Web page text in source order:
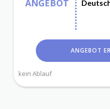
ANGEBOT
ANGEBOT
kein Ablauf